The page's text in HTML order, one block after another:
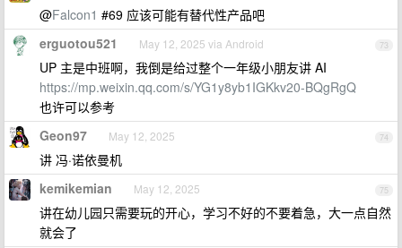
@Falcon1 #69 应该可能有替代性产品吧
73
erguotou521 May 12, 2025 via Android
UP 主是中班啊，我倒是给过整个一年级小朋友讲 AI
https://mp.weixin.qq.com/s/YG1y8yb1IGKkv20-BQgRgQ
也许可以参考
74
Geon97 May 12, 2025
讲 冯·诺依曼机
75
kemikemian May 12, 2025
讲在幼儿园只需要玩的开心，学习不好的不要着急，大一点自然
就会了